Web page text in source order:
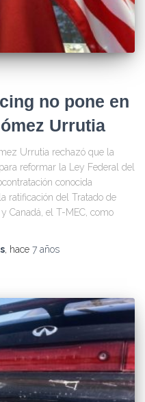
no pone en
Urrutia
Urrutia rechazó que la
reformar la Ley Federal del
conocida
ratificación del Tratado de
Canadá, el T-MEC, como
, hace 7 años